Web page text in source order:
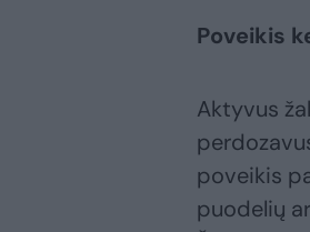
Poveikis
Aktyvus
poveikis
puodelių